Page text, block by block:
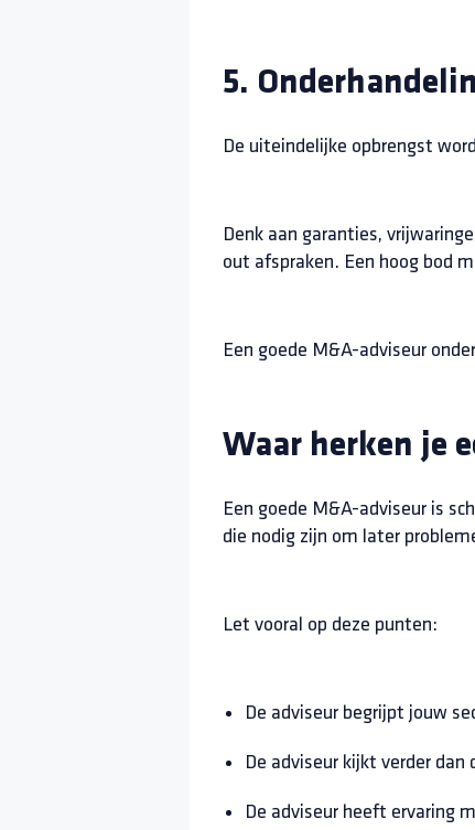
5.
De uiteindelijke opbrengst
Denk aan garanties,
out afspraken. Een hoog bod
Een goede M&A-adviseur
Waar herken je
Een goede M&A-adviseur is
die nodig zijn om later
Let vooral op deze punten:
De adviseur begrijpt jouw
De adviseur kijkt verder dan
De adviseur heeft ervaring